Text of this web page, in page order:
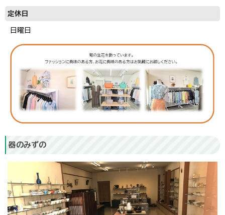
定休日
日曜日
器のみずの